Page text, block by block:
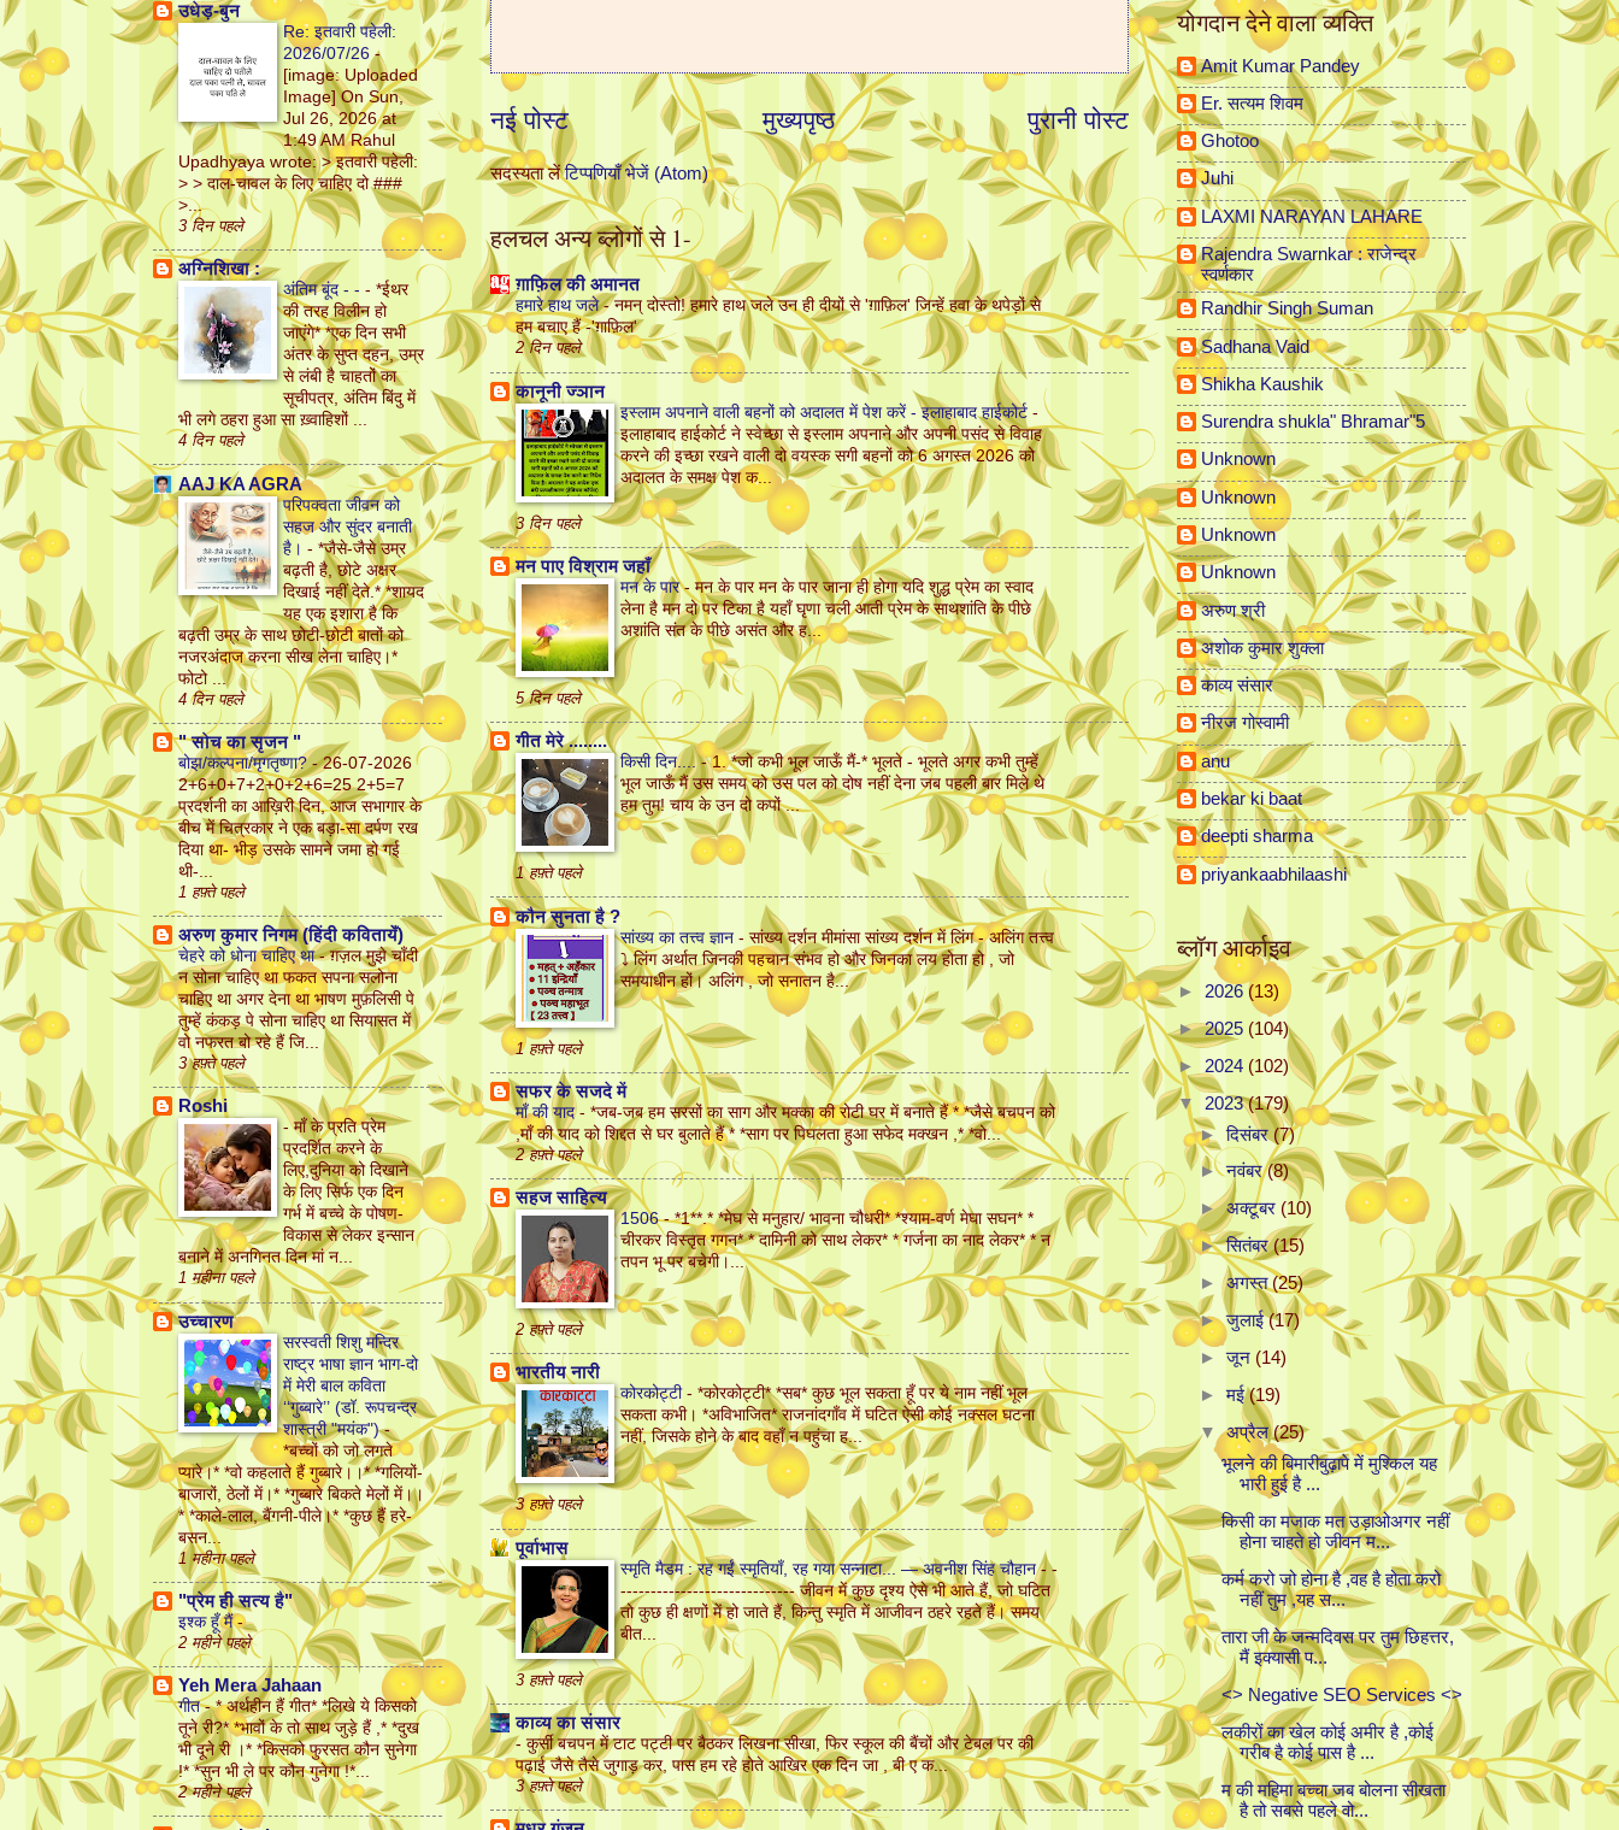
नई पोस्ट पुरानी पोस्ट
मुख्यपृष्ठ
सदस्यता लेंटिप्पणियाँ भेजें (Atom)
हलचल अन्य ब्लोगों से 1-
ग़ाफ़िल की अमानत
हमारे हाथ जले-नमन् दोस्तो! हमारे हाथ जले उन ही दीयों से 'ग़ाफ़िल' जिन्हें हवा के थपेड़ों से
हम बचाए हैं -'ग़ाफ़िल'
2 दिन पहले
कानूनी ज्ञान
इस्लाम अपनाने वाली बहनों को अदालत में पेश करें - इलाहाबाद हाईकोर्ट -
इलाहाबाद हाईकोर्ट ने स्वेच्छा से इस्लाम अपनाने और अपनी पसंद से विवाह
करने की इच्छा रखने वाली दो वयस्क सगी बहनों को 6 अगस्त 2026 को
अदालत के समक्ष पेश क...
3 दिन पहले
मन पाए विश्राम जहाँ
मन के पार- मन के पार मन के पार जाना ही होगा यदि शुद्ध प्रेम का स्वाद
लेना है मन दो पर टिका है यहाँ घृणा चली आती प्रेम के साथशांति के पीछे
अशांति संत के पीछे असंत और ह...
5 दिन पहले
गीत मेरे ........
किसी दिन....-1. *जो कभी भूल जाऊँ मैं-* भूलते - भूलते अगर कभी तुम्हें
भूल जाऊँ मैं उस समय को उस पल को दोष नहीं देना जब पहली बार मिले थे
हम तुम! चाय के उन दो कपों ...
1 हफ़्ते पहले
कौन सुनता है ?
सांख्य का तत्त्व ज्ञान - सांख्य दर्शन मीमांसा सांख्य दर्शन में लिंग - अलिंग तत्त्व
⤵️ लिंग अर्थात जिनकी पहचान संभव हो और जिनका लय होता हो , जो
समयाधीन हों। अलिंग , जो सनातन है...
1 हफ़्ते पहले
सफर के सजदे में
माँ की याद- *जब-जब हम सरसों का साग और मक्का की रोटी घर में बनाते हैं * *जैसे बचपन को
,माँ की याद को शिद्दत से घर बुलाते हैं * *साग पर पिघलता हुआ सफेद मक्खन ,* *वो...
2 हफ़्ते पहले
सहज साहित्य
1506-*1**.* *मेघ से मनुहार/ भावना चौधरी* *श्याम-वर्ण मेघा सघन* *
चीरकर विस्तृत गगन* * दामिनी को साथ लेकर* * गर्जना का नाद लेकर* * न
तपन भू पर बचेगी।...
2 हफ़्ते पहले
भारतीय नारी
कोरकोट्टी- *कोरकोट्टी* *सब* कुछ भूल सकता हूँ पर ये नाम नहीं भूल
सकता कभी। *अविभाजित* राजनांदगाँव में घटित ऐसी कोई नक्सल घटना
नहीं, जिसके होने के बाद वहाँ न पहुंचा ह...
3 हफ़्ते पहले
पूर्वाभास
स्मृति मैडम : रह गईं स्मृतियाँ, रह गया सन्नाटा... — अवनीश सिंह चौहान--
----------------------------- जीवन में कुछ दृश्य ऐसे भी आते हैं, जो घटित
तो कुछ ही क्षणों में हो जाते हैं, किन्तु स्मृति में आजीवन ठहरे रहते हैं। समय
बीत...
3 हफ़्ते पहले
काव्य का संसार
- कुर्सी बचपन में टाट पट्टी पर बैठकर लिखना सीखा, फिर स्कूल की बैंचों और टेबल पर की
पढ़ाई जैसे तैसे जुगाड़ कर, पास हम रहे होते आखिर एक दिन जा , बी ए क...
3 हफ़्ते पहले
उधेड़-बुन
Re: इतवारी पहेली:
2026/07/26-
[image: Uploaded
Image] On Sun,
Jul 26, 2026 at
1:49 AM Rahul
Upadhyaya wrote: > इतवारी पहेली:
> > दाल-चावल के लिए चाहिए दो ###
>...
3 दिन पहले
अग्निशिखा :
अंतिम बूंद - - - *ईथर
की तरह विलीन हो
जाएंगे* *एक दिन सभी
अंतर के सुप्त दहन, उम्र
से लंबी है चाहतों का
सूचीपत्र, अंतिम बिंदु में
भी लगे ठहरा हुआ सा ख़्वाहिशों ...
4 दिन पहले
AAJ KA AGRA
परिपक्वता जीवन को
सहज और सुंदर बनाती
है। - *जैसे-जैसे उम्र
बढ़ती है, छोटे अक्षर
दिखाई नहीं देते.* *शायद
यह एक इशारा है कि
बढ़ती उम्र के साथ छोटी-छोटी बातों को
नजरअंदाज करना सीख लेना चाहिए।*
फोटो ...
4 दिन पहले
" सोच का सृजन "
बोझ/कल्पना/मृगतृष्णा?-26-07-2026
2+6+0+7+2+0+2+6=25 2+5=7
प्रदर्शनी का आख़िरी दिन, आज सभागार के
बीच में चित्रकार ने एक बड़ा-सा दर्पण रख
दिया था- भीड़ उसके सामने जमा हो गई
थी-...
1 हफ़्ते पहले
अरुण कुमार निगम (हिंदी कवितायेँ)
चेहरे को धोना चाहिए था-ग़ज़ल मुझे चाँदी
न सोना चाहिए था फकत सपना सलोना
चाहिए था अगर देना था भाषण मुफ़लिसी पे
तुम्हें कंकड़ पे सोना चाहिए था सियासत में
वो नफरत बो रहे हैं जि...
3 हफ़्ते पहले
Roshi
-माँ के प्रति प्रेम
प्रदर्शित करने के
लिए,दुनिया को दिखाने
के लिए सिर्फ एक दिन
गर्भ में बच्चे के पोषण-
विकास से लेकर इन्सान
बनाने में अनगिनत दिन मां न...
1 महीना पहले
उच्चारण
सरस्वती शिशु मन्दिर
राष्ट्र भाषा ज्ञान भाग-दो
में मेरी बाल कविता
‘‘गुब्बारे’’ (डॉ. रूपचन्द्र
शास्त्री "मयंक")-
*बच्चों को जो लगते
प्यारे।* *वो कहलाते हैं गुब्बारे।।* *गलियों-
बाजारों, ठेलों में।* *गुब्बारे बिकते मेलों में।।
* *काले-लाल, बैंगनी-पीले।* *कुछ हैं हरे-
बसन...
1 महीना पहले
"प्रेम ही सत्य है"
इश्क हूँ मैं-
2 महीने पहले
Yeh Mera Jahaan
गीत-* अर्थहीन हैं गीत* *लिखे ये किसको
तूने री?* *भावों के तो साथ जुड़े हैं ,* *दुख
भी दूने री ।* *किसको फुरसत कौन सुनेगा
!* *सुन भी ले पर कौन गुनेगा !*...
2 महीने पहले
योगदान देने वाला व्यक्ति
Amit Kumar Pandey
Er. सत्यम शिवम
Ghotoo
Juhi
LAXMI NARAYAN LAHARE
Rajendra Swarnkar : राजेन्द्र
स्वर्णकार
Randhir Singh Suman
Sadhana Vaid
Shikha Kaushik
Surendra shukla" Bhramar"5
Unknown
Unknown
Unknown
Unknown
अरुण श्री
अशोक कुमार शुक्ला
काव्य संसार
नीरज गोस्वामी
anu
bekar ki baat
deepti sharma
priyankaabhilaashi
ब्लॉग आर्काइव
► 2026 (13)
►2025 (104)
► 2024 (102)
▼ 2023(179)
►दिसंबर (7)
►नवंबर(8)
►अक्टूबर (10)
►सितंबर(15)
►अगस्त(25)
►जुलाई(17)
►जून (14)
►मई(19)
▼अप्रैल(25)
भूलने की बिमारीबुढ़ापे में मुश्किल यह
भारी हुई है ...
किसी का मजाक मत उड़ाओअगर नहीं
होना चाहते हो जीवन म...
कर्म करो जो होना है ,वह है होता करो
नहीं तुम ,यह स...
तारा जी के जन्मदिवस पर तुम छिहत्तर,
मैं इक्यासी प...
<> Negative SEO Services <>
लकीरों का खेल कोई अमीर है ,कोई
गरीब है कोई पास है ...
म की महिमा बच्चा जब बोलना सीखता
है तो सबसे पहले वो...